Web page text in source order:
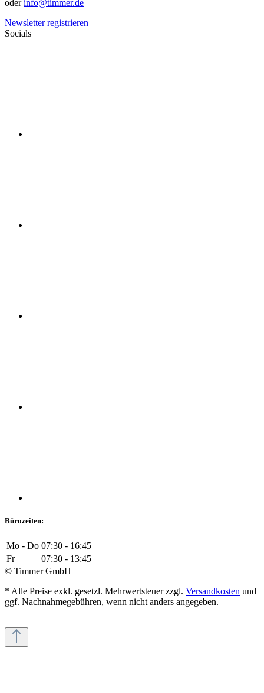
oderinfo@timmer.de
Newsletter registrieren
Socials
Bürozeiten:
Mo - Do 07:30 - 16:45
Fr
07:30 - 13:45
© Timmer GmbH
* Alle Preise exkl. gesetzl. Mehrwertsteuer zzgl. Versandkosten und
ggf. Nachnahmegebühren, wenn nicht anders angegeben.